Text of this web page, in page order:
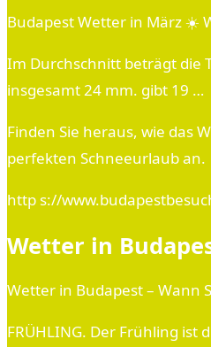
Budapest Wetter in März ☀️
Im Durchschnitt beträgt die
insgesamt 24 mm. gibt 19 …
Finden Sie heraus, wie das
perfekten Schneeurlaub an.
http s://
Wetter in
Wetter in Budapest – Wann
FRÜHLING. Der Frühling ist